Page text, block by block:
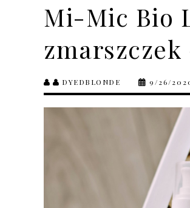
Mi-Mic Bio
DYEDBLONDE 9/26/